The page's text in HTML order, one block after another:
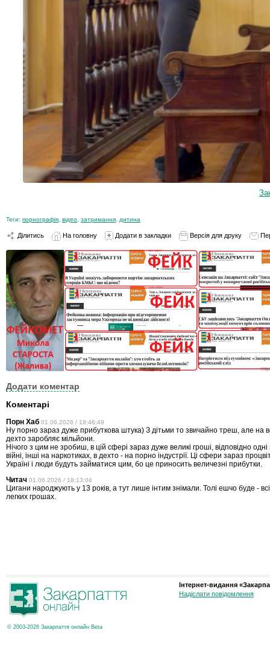
Теги: порнографія відео затримання дитина
Ділитись На головну Додати в закладки Версія для друку
Додати коментар
Коментарі
Порн Хаб 01.06.2026 / 19:46:49
Ну порно зараз дуже прибуткова штука) З дітьми то звичайно треш, але на
дехто заробляє мільйони.
Нічого з цим не зробиш, в цій сфері зараз дуже великі гроші, відповідно
війні, інші на наркотиках, в дехто - на порно індустрії. Ці сфери зараз
Україні і люди будуть займатися цим, бо це приносить величезні прибутки.
Читач 01.06.2026 / 18:13:04
Цигани народжують у 13 років, а тут лише інтим знімали. Толі ешчо буде -
легких грошах.
© 2003-2026 Закарпаття онлайн Beta
Інтернет-видання
Надіслати повідомлення